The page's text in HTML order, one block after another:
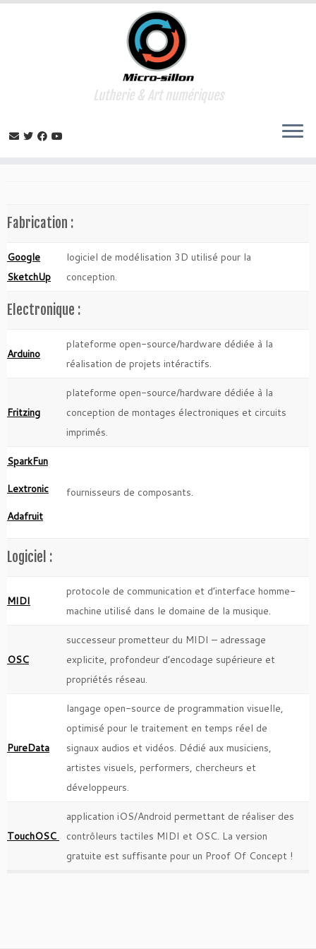
to
Lutherie & Art numériques
Ressources
Fabrication :
Google
SketchUp
logiciel de modélisation 3D utilisé pour la
conception.
Electronique :
Arduino
plateforme open-source/hardware dédiée à la
réalisation de projets intéractifs.
Fritzing
plateforme open-source/hardware dédiée à la
conception de montages électroniques et circuits
imprimés.
SparkFun
Lextronic
Adafruit
fournisseurs de composants.
Logiciel :
MIDI
protocole de communication et d’interface homme-
machine utilisé dans le domaine de la musique.
OSC
successeur prometteur du MIDI – adressage
explicite, profondeur d’encodage supérieure et
propriétés réseau.
PureData
langage open-source de programmation visuelle,
optimisé pour le traitement en temps réel de
signaux audios et vidéos. Dédié aux musiciens,
artistes visuels, performers, chercheurs et
développeurs.
TouchOSC
application iOS/Android permettant de réaliser des
contrôleurs tactiles MIDI et OSC. La version
gratuite est suffisante pour un Proof Of Concept !